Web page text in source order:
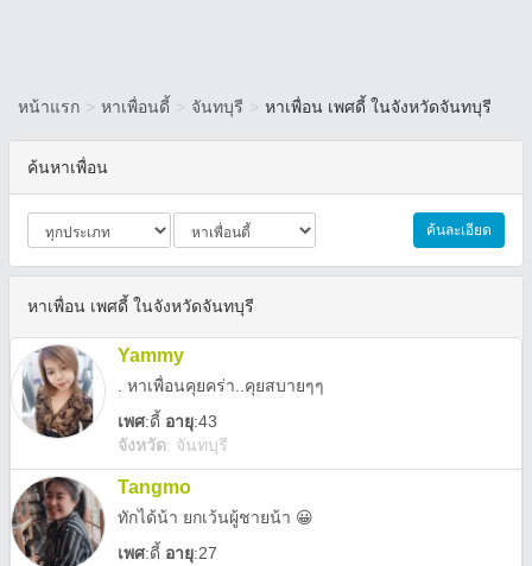
หน้าแรก > หาเพื่อนดี้ > จันทบุรี > หาเพื่อน เพศดี้ ในจังหวัดจันทบุรี
ค้นหาเพื่อน
ค้นละเอียด
หาเพื่อน เพศดี้ ในจังหวัดจันทบุรี
Yammy
. หาเพื่อนคุยคร่า..คุยสบายๆๆ
เพศ:ดี้ อายุ:43
จังหวัด: จันทบุรี
Tangmo
ทักได้น้า ยกเว้นผู้ชายน้า 😀
เพศ:ดี้ อายุ:27